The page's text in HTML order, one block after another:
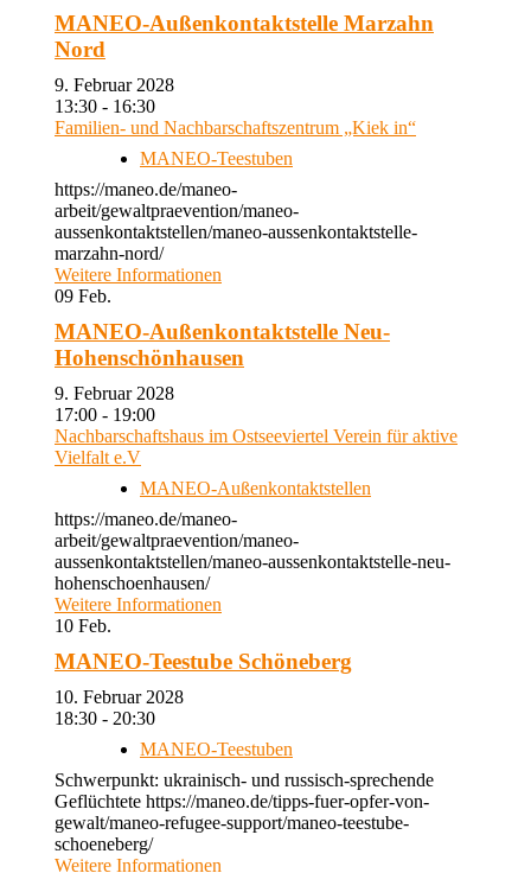
MANEO-Außenkontaktstelle Marzahn
Nord
9. Februar 2028
13:30 - 16:30
Familien- und Nachbarschaftszentrum „Kiek in“
MANEO-Teestuben
https://maneo.de/maneo-
arbeit/gewaltpraevention/maneo-
aussenkontaktstellen/maneo-aussenkontaktstelle-
marzahn-nord/
Weitere Informationen
09 Feb.
MANEO-Außenkontaktstelle Neu-
Hohenschönhausen
9. Februar 2028
17:00 - 19:00
Nachbarschaftshaus im Ostseeviertel Verein für aktive
Vielfalt e.V
MANEO-Außenkontaktstellen
https://maneo.de/maneo-
arbeit/gewaltpraevention/maneo-
aussenkontaktstellen/maneo-aussenkontaktstelle-neu-
hohenschoenhausen/
Weitere Informationen
10 Feb.
MANEO-Teestube Schöneberg
10. Februar 2028
18:30 - 20:30
MANEO-Teestuben
Schwerpunkt: ukrainisch- und russisch-sprechende
Geflüchtete https://maneo.de/tipps-fuer-opfer-von-
gewalt/maneo-refugee-support/maneo-teestube-
schoeneberg/
Weitere Informationen